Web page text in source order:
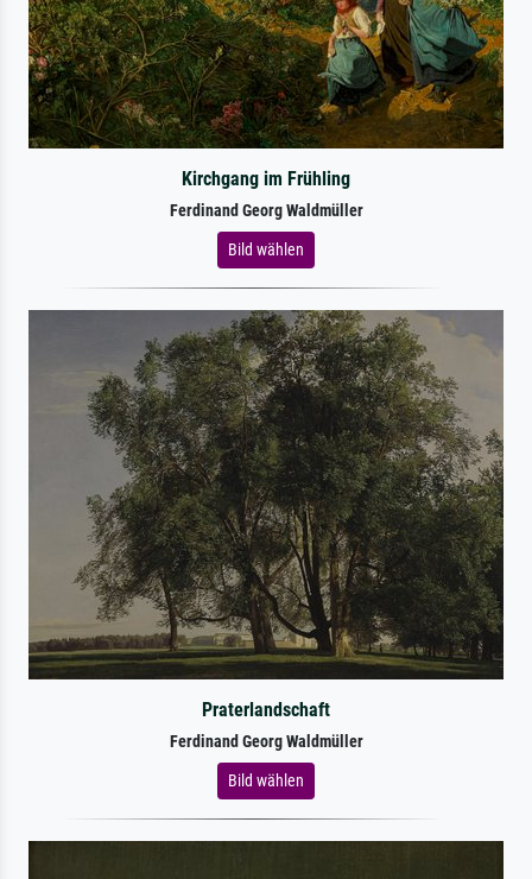
Kirchgang im Frühling
Ferdinand Georg Waldmüller
Bild wählen
Praterlandschaft
Ferdinand Georg Waldmüller
Bild wählen